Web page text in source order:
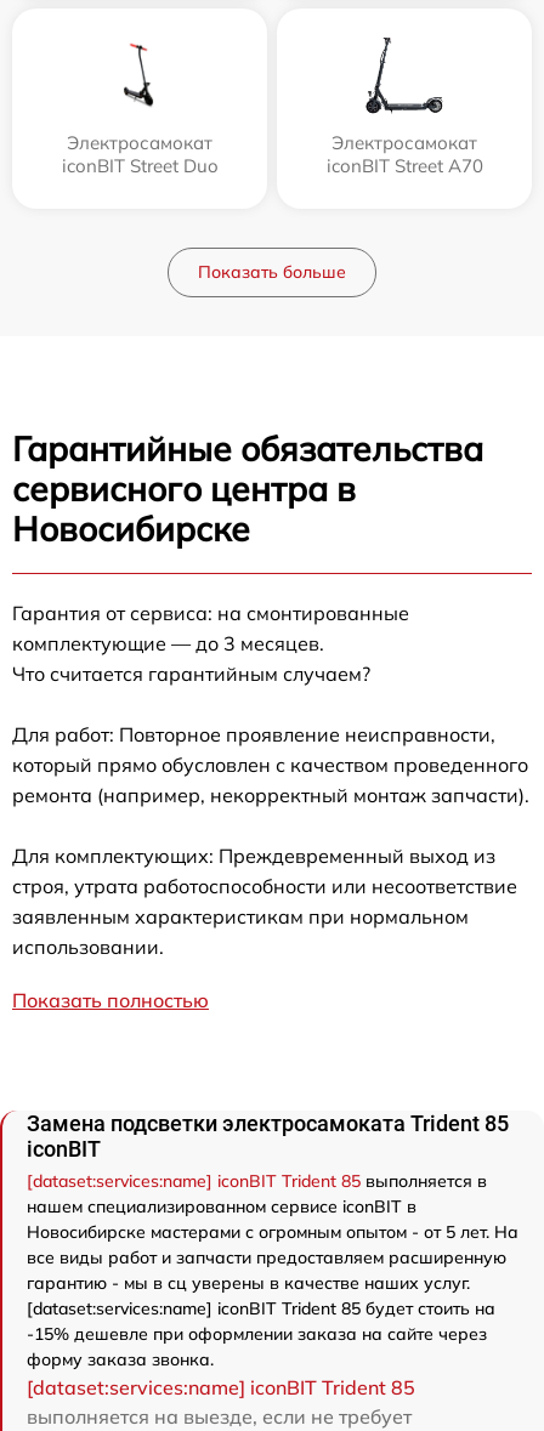
Электросамокат
iconBIT Street Duo
Электросамокат
iconBIT Street A70
Показать больше
Гарантийные обязательства
сервисного центра в
Новосибирске
Гарантия от сервиса: на смонтированные
комплектующие — до 3 месяцев.
Что считается гарантийным случаем?
Для работ: Повторное проявление неисправности,
который прямо обусловлен с качеством проведенного
ремонта (например, некорректный монтаж запчасти).
Для комплектующих: Преждевременный выход из
строя, утрата работоспособности или несоответствие
заявленным характеристикам при нормальном
использовании.
Показать полностью
Замена подсветки электросамоката Trident 85
iconBIT
[dataset:services:name] iconBIT Trident 85 выполняется в
нашем специализированном сервисе iconBIT в
Новосибирске мастерами с огромным опытом - от 5 лет. На
все виды работ и запчасти предоставляем расширенную
гарантию - мы в сц уверены в качестве наших услуг.
[dataset:services:name] iconBIT Trident 85 будет стоить на
-15% дешевле при оформлении заказа на сайте через
форму заказа звонка.
[dataset:services:name] iconBIT Trident 85
выполняется на выезде, если не требует